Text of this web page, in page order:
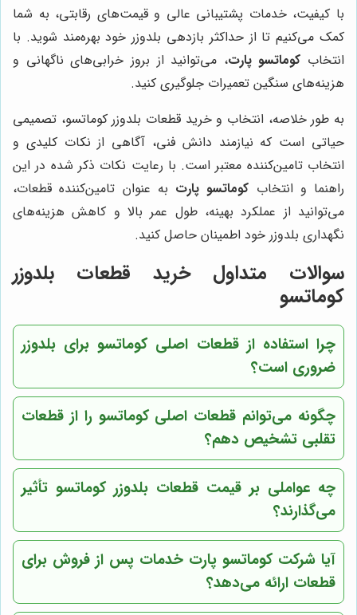
با کیفیت، خدمات پشتیبانی عالی و قیمت‌های رقابتی، به شما
کمک می‌کنیم تا از حداکثر بازدهی بلدوزر خود بهره‌مند شوید. با
انتخاب کوماتسو پارت، می‌توانید از بروز خرابی‌های ناگهانی و
هزینه‌های سنگین تعمیرات جلوگیری کنید.
به طور خلاصه، انتخاب و خرید قطعات بلدوزر کوماتسو، تصمیمی
حیاتی است که نیازمند دانش فنی، آگاهی از نکات کلیدی و
انتخاب تامین‌کننده معتبر است. با رعایت نکات ذکر شده در این
راهنما و انتخاب کوماتسو پارت به عنوان تامین‌کننده قطعات،
می‌توانید از عملکرد بهینه، طول عمر بالا و کاهش هزینه‌های
نگهداری بلدوزر خود اطمینان حاصل کنید.
سوالات متداول خرید قطعات بلدوزر
کوماتسو
چرا استفاده از قطعات اصلی کوماتسو برای بلدوزر
ضروری است؟
چگونه می‌توانم قطعات اصلی کوماتسو را از قطعات
تقلبی تشخیص دهم؟
چه عواملی بر قیمت قطعات بلدوزر کوماتسو تأثیر
می‌گذارند؟
آیا شرکت کوماتسو پارت خدمات پس از فروش برای
قطعات ارائه می‌دهد؟